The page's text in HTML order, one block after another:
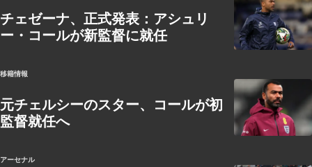
チェゼーナ、正式発表：アシュリ
ー・コールが新監督に就任
移籍情報
元チェルシーのスター、コールが初
監督就任へ
アーセナル